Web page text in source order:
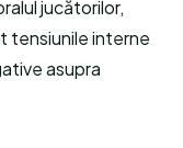
jucătorilor,
tensiunile interne
asupra